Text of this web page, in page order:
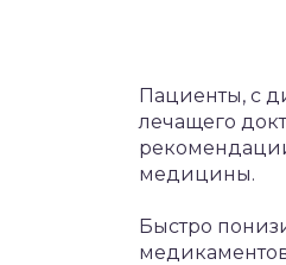
Пациенты, с
лечащего
медицины.
Быстро
медикаментов